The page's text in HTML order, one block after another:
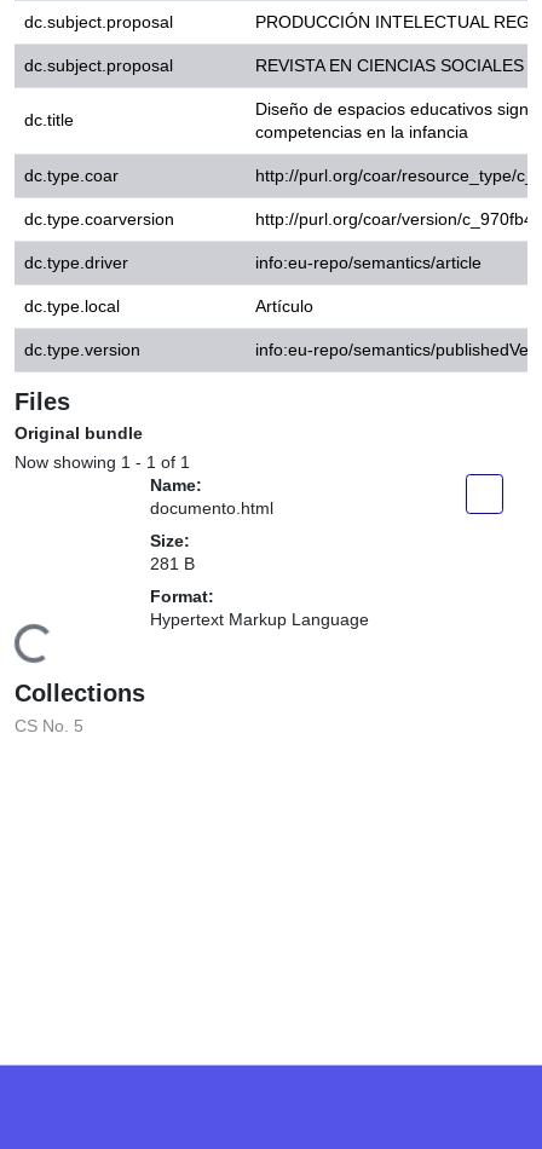
dc.subject.proposal
REVISTA EN CIENCIAS SOCIALES
dc.title
Diseño de espacios educativos
competencias en la infancia
dc.type.coar
http://purl.org/coar/
dc.type.coarversion
http://purl.org/coar/version/
dc.type.driver
info:eu-repo/semantics/article
dc.type.local
Artículo
dc.type.version
info:eu-repo/semantics/
Files
Original bundle
Now showing
documento.html
Size:
281 B
Format:
Hypertext Markup Language
Collections
CS No. 5